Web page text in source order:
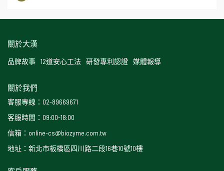
關於大漢
品牌故事 12道安心工法 研發專利認證 媒體報導
關於我們
客服專線：02-89669671
客服時間：09:00-18:00
信箱：online-cs@biozyme.com.tw
地址：新北市板橋區四川路二段16巷10號10樓